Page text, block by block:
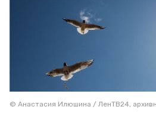
© Анастасия Илюшина / ЛенТВ24,